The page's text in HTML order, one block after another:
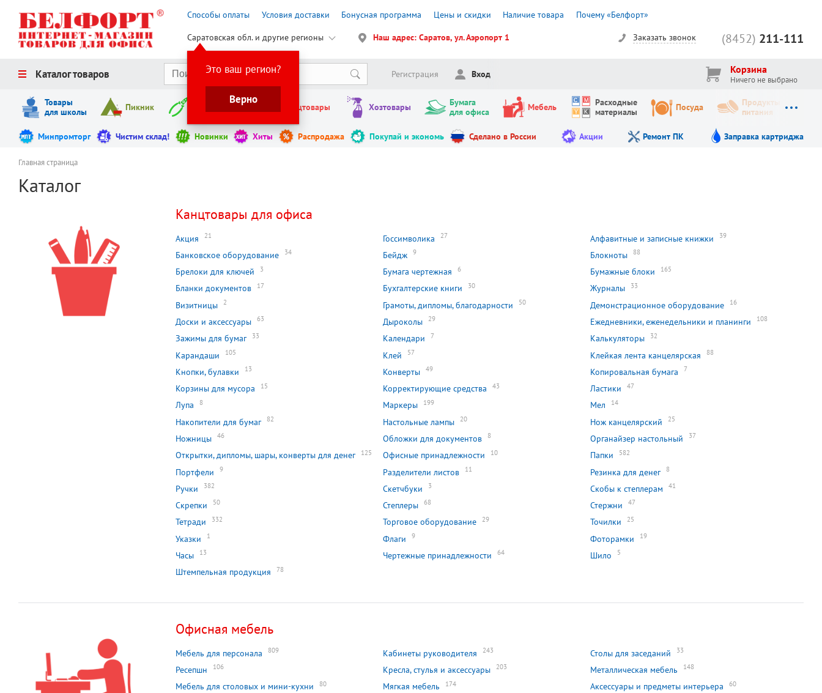
Способы оплаты Условия доставки Бонусная программа Цены и скидки Наличие товара Почему «Белфорт»
Саратовская обл. и другие регионы
Это ваш регион?
Верно
Наш адрес: Саратов, ул. Аэропорт 1 (8452) 211-111
Заказать звонок
Каталог товаров Регистрация Вход Корзина
Ничего не выбрано
Товары
для школы
Пикник Инструменты Канцтовары Хозтовары
Бумага
для офиса
Мебель
Расходные
материалы
Посуда
Продукты
питания
Минпромторг Чистим склад! Новинки Хиты Распродажа Покупай и экономь Сделано в России Акции Ремонт ПК Заправка картриджа
Главная страница
Каталог
Канцтовары для офиса
Акция 21 Госсимволика 27 Алфавитные и записные книжки 39
Банковское оборудование 34 Бейдж 9 Блокноты 88
Брелоки для ключей 3 Бумага чертежная 6 Бумажные блоки 165
Бланки документов 17 Бухгалтерские книги 30 Журналы 33
Визитницы 2 Грамоты, дипломы, благодарности 50 Демонстрационное оборудование 16
Доски и аксессуары 63 Дыроколы 29 Ежедневники, еженедельники и планинги 108
Зажимы для бумаг 33 Календари 7 Калькуляторы 32
Карандаши 105 Клей 57 Клейкая лента канцелярская 88
Кнопки, булавки 13 Конверты 49 Копировальная бумага 7
Корзины для мусора 15 Корректирующие средства 43 Ластики 47
Лупа 8 Маркеры 199 Мел 14
Накопители для бумаг 82 Настольные лампы 20 Нож канцелярский 25
Ножницы 46 Обложки для документов 8 Органайзер настольный 37
Открытки, дипломы, шары, конверты для денег 125 Офисные принадлежности 10 Папки 582
Портфели 9 Разделители листов 11 Резинка для денег 8
Ручки 382 Скетчбуки 3 Скобы к степлерам 41
Скрепки 50 Степлеры 68 Стержни 47
Тетради 332 Торговое оборудование 29 Точилки 25
Указки 1 Флаги 9 Фоторамки 19
Часы 13 Чертежные принадлежности 64 Шило 5
Штемпельная продукция 78
Офисная мебель
Мебель для персонала 809 Кабинеты руководителя 243 Столы для заседаний 33
Ресепшн 106 Кресла, стулья и аксессуары 203 Металлическая мебель 148
Мебель для столовых и мини-кухни 80 Мягкая мебель 174 Аксессуары и предметы интерьера 60